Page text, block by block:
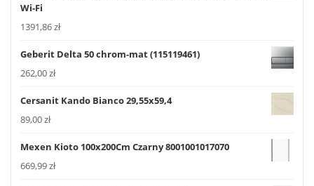
Wi-Fi
1391,86zł
Geberit Delta 50 chrom-mat (115119461)
262,00zł
Cersanit Kando Bianco 29,55x59,4
89,00zł
Mexen Kioto 100x200Cm Czarny 8001001017070
669,99zł